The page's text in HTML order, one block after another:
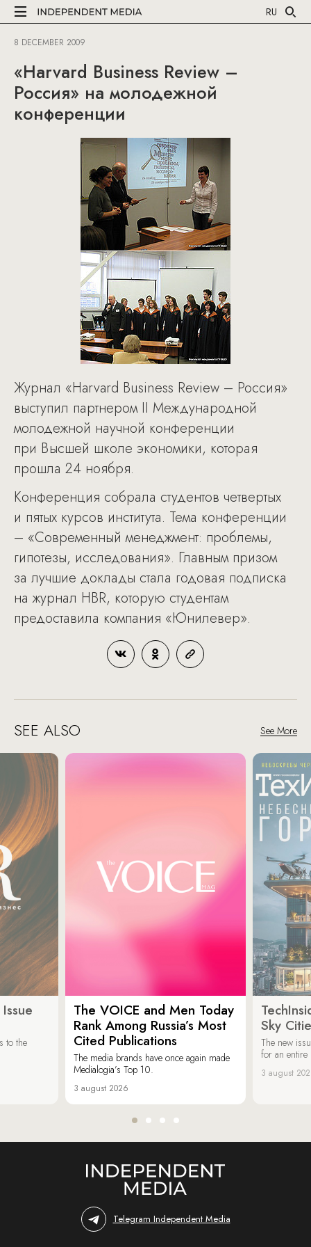
RU
8 DECEMBER 2009
«Harvard Business Review –
Россия» на молодежной
конференции
Журнал «Harvard Business Review – Россия»
выступил партнером II Международной
молодежной научной конференции
при Высшей школе экономики, которая
прошла 24 ноября.
Конференция собрала студентов четвертых
и пятых курсов института. Тема конференции
– «Современный менеджмент: проблемы,
гипотезы, исследования». Главным призом
за лучшие доклады стала годовая подписка
на журнал HBR, которую студентам
предоставила компания «Юнилевер».
SEE ALSO See More
to the
The VOICE and Men Today
Rank Among Russia’s Most
Cited Publications
The media brands have once again made
Medialogia’s Top 10.
3 august 2026
Sky
The new
for an entire
3 august
Telegram Independent Media